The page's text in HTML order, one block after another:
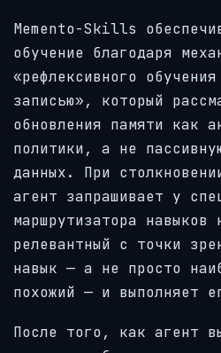
Memento-Skills
обучение благодаря
«рефлексивного
записью», который
обновления памяти как
политики, а не
данных. При
агент запрашивает у
маршрутизатора навыков
релевантный с точки
навык — а не просто
похожий — и выполняет
После того, как агент